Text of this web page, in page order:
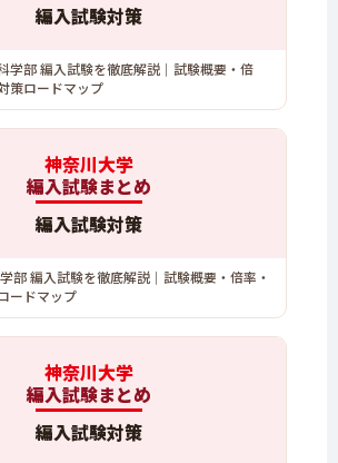
編入試験対策
学部 編入試験を徹底解説｜試験概要・倍
策ロードマップ
神奈川大学
編入試験まとめ
編入試験対策
部 編入試験を徹底解説｜試験概要・倍率・
ードマップ
神奈川大学
編入試験まとめ
編入試験対策